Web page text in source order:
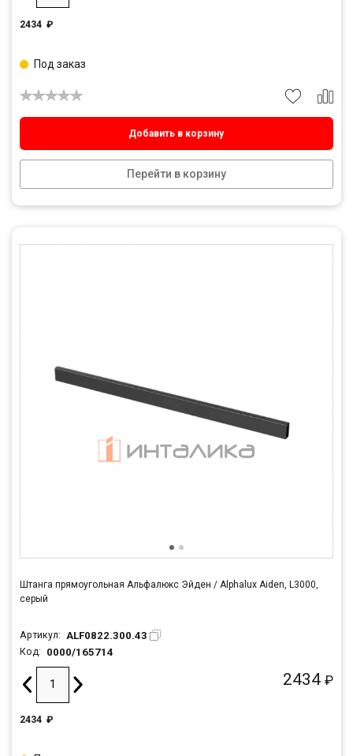
2434 ₽
Добавить в корзину
Перейти в корзину
Под заказ
Штанга прямоугольная Альфалюкс Эйден / Alphalux Aiden, L3000,
серый
Артикул: ALF0822.300.43
Код: 0000/165714
2434 ₽
2434 ₽